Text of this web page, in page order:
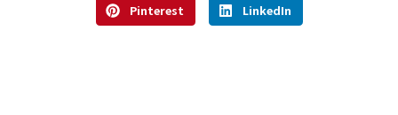
Pinterest LinkedIn